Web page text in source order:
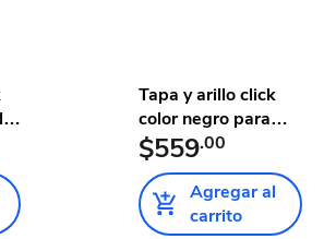
Tapa y arillo click
color negro para
cis...
$559.00
Agregar al
carrito